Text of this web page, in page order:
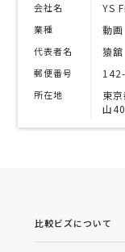
会社名 YS
業種 動
代表者名 猿
郵便番号
所在地
東
山
比較ビズについて